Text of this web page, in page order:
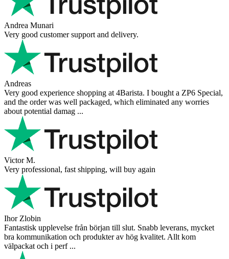
Andrea Munari
Very good customer support and delivery.
Andreas
Very good experience shopping at 4Barista. I bought a ZP6 Special,
and the order was well packaged, which eliminated any worries
about potential damag ...
Victor M.
Very professional, fast shipping, will buy again
Ihor Zlobin
Fantastisk upplevelse från början till slut. Snabb leverans, mycket
bra kommunikation och produkter av hög kvalitet. Allt kom
välpackat och i perf ...